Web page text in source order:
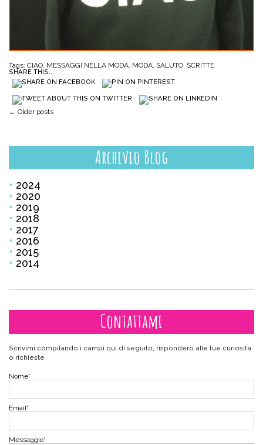
Tags: CIAO MESSAGGI NELLA MODA MODA SALUTO SCRITTE
SHARE THIS...
Post navigation
← Older posts
Archivio Blog
2024
2020
2019
2018
2017
2016
2015
2014
Contattami
Scrivimi compilando i campi qui di seguito, risponderò alle tue curiosità
o richieste
Nome*
Email*
Messaggio*